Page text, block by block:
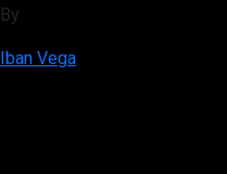
By
Iban Vega